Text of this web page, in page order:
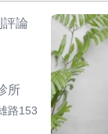
評論
所
路153